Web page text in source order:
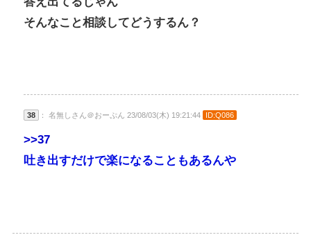
そんなこと相談してどうするん？
38 ： 名無しさん＠おーぷん 23/08/03(木) 19:21:44 ID:Q086
>>37
吐き出すだけで楽になることもあるんや